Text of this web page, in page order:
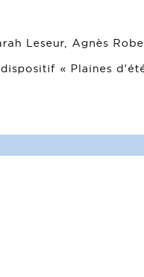
Leseur, Agnès
« Plaines d'été